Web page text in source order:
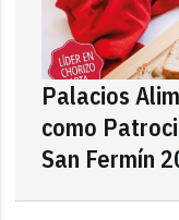
Palacios
como
San Fermín